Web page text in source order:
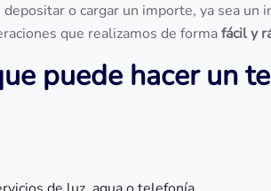
o cargar un importe, ya sea un
que realizamos de formafácil y
puede hacer un